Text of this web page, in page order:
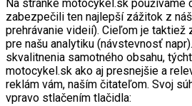
Na stránke motocykel.sk používame
zabezpečili ten najlepší zážitok z
prehrávanie videií). Cieľom je taktiež
pre našu analytiku (návstevnosť
skvalitnenia samotného obsahu,
motocykel.sk ako aj presnejšie a
reklám vám, naším čitateľom. Svoj
vpravo stlačením tlačidla: